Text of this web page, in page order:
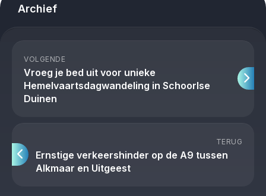
Archief
VOLGENDE
Vroeg je bed uit voor unieke
Hemelvaartsdagwandeling in Schoorlse
Duinen
TERUG
Ernstige verkeershinder op de A9 tussen
Alkmaar en Uitgeest